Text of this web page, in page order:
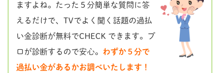
ますよね。たった５分簡単な質問に答
えるだけで、TVでよく聞く話題の過払
い金診断が無料でCHECK できます。プ
ロが診断するので安心。 わずか５分で
過払い金があるかお調べいたします！